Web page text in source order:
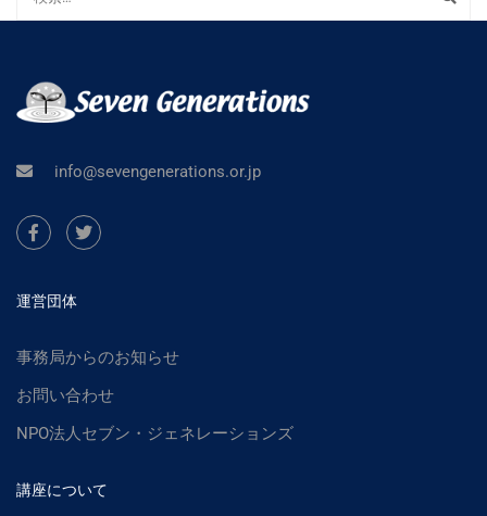
info@sevengenerations.or.jp
運営団体
事務局からのお知らせ
お問い合わせ
NPO法人セブン・ジェネレーションズ
講座について